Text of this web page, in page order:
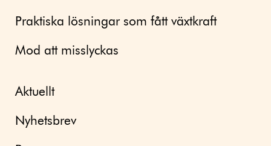
Praktiska lösningar som fått växtkraft
Mod att misslyckas
Aktuellt
Nyhetsbrev